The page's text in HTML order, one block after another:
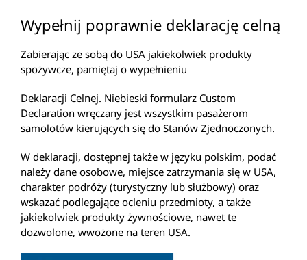
Wypełnij poprawnie deklarację celną
Zabierając ze sobą do USA jakiekolwiek produkty
spożywcze, pamiętaj o wypełnieniu
Deklaracji Celnej. Niebieski formularz Custom
Declaration wręczany jest wszystkim pasażerom
samolotów kierujących się do Stanów Zjednoczonych.
W deklaracji, dostępnej także w języku polskim, podać
należy dane osobowe, miejsce zatrzymania się w USA,
charakter podróży (turystyczny lub służbowy) oraz
wskazać podlegające ocleniu przedmioty, a także
jakiekolwiek produkty żywnościowe, nawet te
dozwolone, wwożone na teren USA.